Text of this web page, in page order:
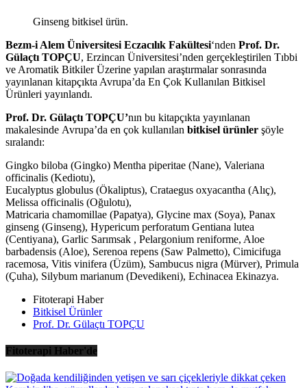
Ginseng bitkisel ürün.
Bezm-i Alem Üniversitesi Eczacılık Fakültesi‘nden Prof. Dr.
Gülaçtı TOPÇU, Erzincan Üniversitesi’nden gerçekleştirilen Tıbbi
ve Aromatik Bitkiler Üzerine yapılan araştırmalar sonrasında
yayınlanan kitapçıkta Avrupa’da En Çok Kullanılan Bitkisel
Ürünleri yayınlandı.
Prof. Dr. Gülaçtı TOPÇU’nın bu kitapçıkta yayınlanan
makalesinde Avrupa’da en çok kullanılan bitkisel ürünler şöyle
sıralandı:
Gingko biloba (Gingko) Mentha piperitae (Nane), Valeriana
officinalis (Kediotu),
Eucalyptus globulus (Ökaliptus), Crataegus oxyacantha (Alıç),
Melissa officinalis (Oğulotu),
Matricaria chamomillae (Papatya), Glycine max (Soya), Panax
ginseng (Ginseng), Hypericum perforatum Gentiana lutea
(Centiyana), Garlic Sarımsak , Pelargonium reniforme, Aloe
barbadensis (Aloe), Serenoa repens (Saw Palmetto), Cimicifuga
racemosa, Vitis vinifera (Üzüm), Sambucus nigra (Mürver), Primula
(Çuha), Silybum marianum (Devedikeni), Echinacea Ekinazya.
Fitoterapi Haber
Bitkisel Ürünler
Prof. Dr. Gülaçtı TOPÇU
Fitoterapi Haber'de